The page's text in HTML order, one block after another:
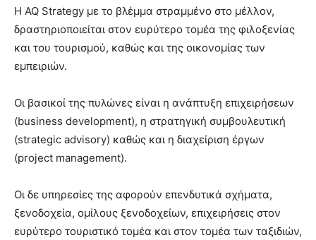
Η AQ Strategy με το βλέμμα στραμμένο στο μέλλον,
δραστηριοποιείται στον ευρύτερο τομέα της φιλοξενίας
και του τουρισμού, καθώς και της οικονομίας των
εμπειριών.
Οι βασικοί της πυλώνες είναι η ανάπτυξη επιχειρήσεων
(business development), η στρατηγική συμβουλευτική
(strategic advisory) καθώς και η διαχείριση έργων
(project management).
Οι δε υπηρεσίες της αφορούν επενδυτικά σχήματα,
ξενοδοχεία, ομίλους ξενοδοχείων, επιχειρήσεις στον
ευρύτερο τουριστικό τομέα και στον τομέα των ταξιδιών,